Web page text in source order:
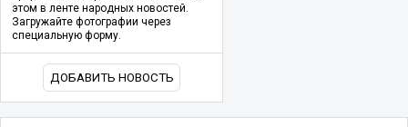
этом в ленте народных новостей.
Загружайте фотографии через
специальную форму.
ДОБАВИТЬ НОВОСТЬ